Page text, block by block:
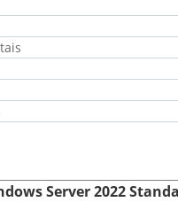
Server 2022